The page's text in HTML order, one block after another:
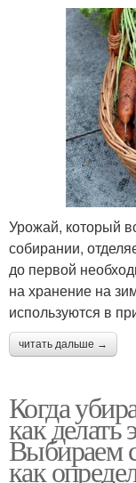
Урожай, который
собирании,
до первой
на хранение на
используются в
читать дальше →
Когда
как делать
Выбираем
как